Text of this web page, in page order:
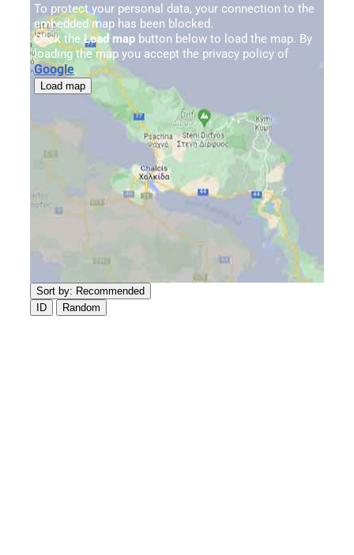
To protect your personal data, your connection to the
embedded map has been blocked.
Click the Load map button below to load the map. By
loading the map you accept the privacy policy of
Google.
Load map
Sort by: Recommended
ID
Random